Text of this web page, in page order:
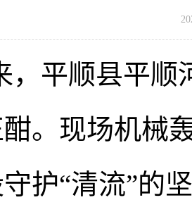
，平顺县平顺
。现场机械
守护“清流”